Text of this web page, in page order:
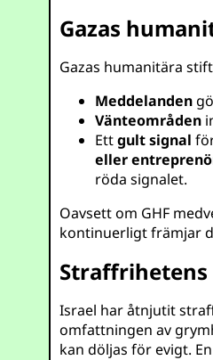
Gazas
Gazas humanitära
Meddelanden
Vänteområden
Ettgult signal
eller
röda signalet.
Oavsett om GHF
kontinuerligt främjar
Straffrihetens
Israel har åtnjutit
omfattningen av
kan döljas för evigt.